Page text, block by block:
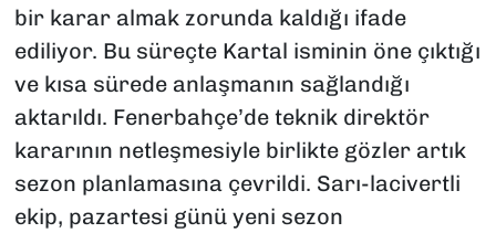
bir karar almak zorunda kaldığı ifade
ediliyor. Bu süreçte Kartal isminin öne çıktığı
ve kısa sürede anlaşmanın sağlandığı
aktarıldı. Fenerbahçe’de teknik direktör
kararının netleşmesiyle birlikte gözler artık
sezon planlamasına çevrildi. Sarı-lacivertli
ekip, pazartesi günü yeni sezon